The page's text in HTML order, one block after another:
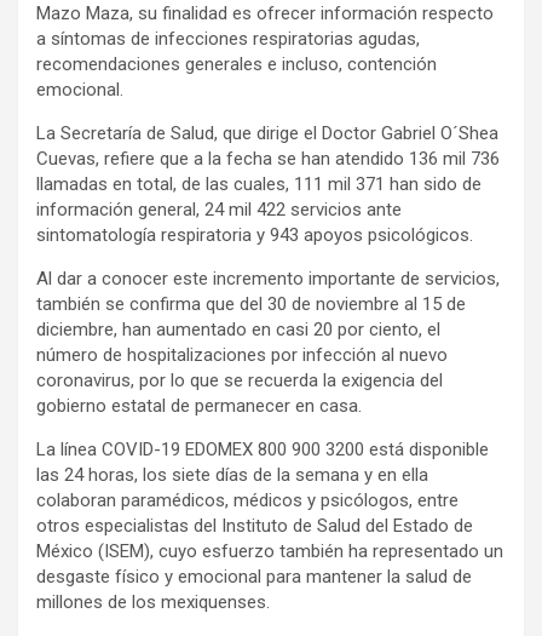
Mazo Maza, su finalidad es ofrecer información respecto
a síntomas de infecciones respiratorias agudas,
recomendaciones generales e incluso, contención
emocional.
La Secretaría de Salud, que dirige el Doctor Gabriel O´Shea
Cuevas, refiere que a la fecha se han atendido 136 mil 736
llamadas en total, de las cuales, 111 mil 371 han sido de
información general, 24 mil 422 servicios ante
sintomatología respiratoria y 943 apoyos psicológicos.
Al dar a conocer este incremento importante de servicios,
también se confirma que del 30 de noviembre al 15 de
diciembre, han aumentado en casi 20 por ciento, el
número de hospitalizaciones por infección al nuevo
coronavirus, por lo que se recuerda la exigencia del
gobierno estatal de permanecer en casa.
La línea COVID-19 EDOMEX 800 900 3200 está disponible
las 24 horas, los siete días de la semana y en ella
colaboran paramédicos, médicos y psicólogos, entre
otros especialistas del Instituto de Salud del Estado de
México (ISEM), cuyo esfuerzo también ha representado un
desgaste físico y emocional para mantener la salud de
millones de los mexiquenses.